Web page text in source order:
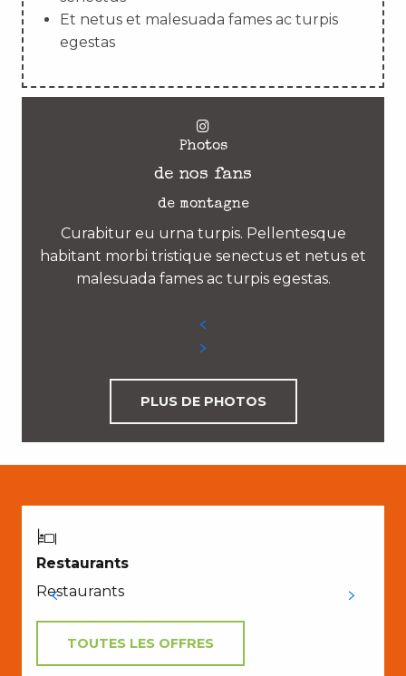
Et netus et malesuada fames ac turpis
egestas
Photos
de nos fans
de montagne
Curabitur eu urna turpis. Pellentesque
habitant morbi tristique senectus et netus et
malesuada fames ac turpis egestas.
PLUS DE PHOTOS
Restaurants
Restaurants
TOUTES LES OFFRES